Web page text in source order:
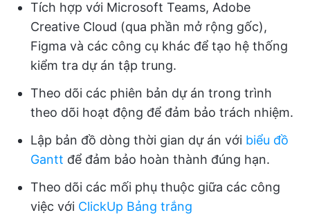
Tích hợp với Microsoft Teams, Adobe
Creative Cloud (qua phần mở rộng gốc),
Figma và các công cụ khác để tạo hệ thống
kiểm tra dự án tập trung.
Theo dõi các phiên bản dự án trong trình
theo dõi hoạt động để đảm bảo trách nhiệm.
Lập bản đồ dòng thời gian dự án với biểu đồ
Gantt để đảm bảo hoàn thành đúng hạn.
Theo dõi các mối phụ thuộc giữa các công
việc với ClickUp Bảng trắng